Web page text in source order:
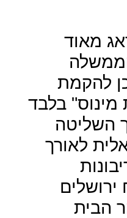
מאוד
להקמת
מינוס" בלבד
השליטה
לאורך
הבית